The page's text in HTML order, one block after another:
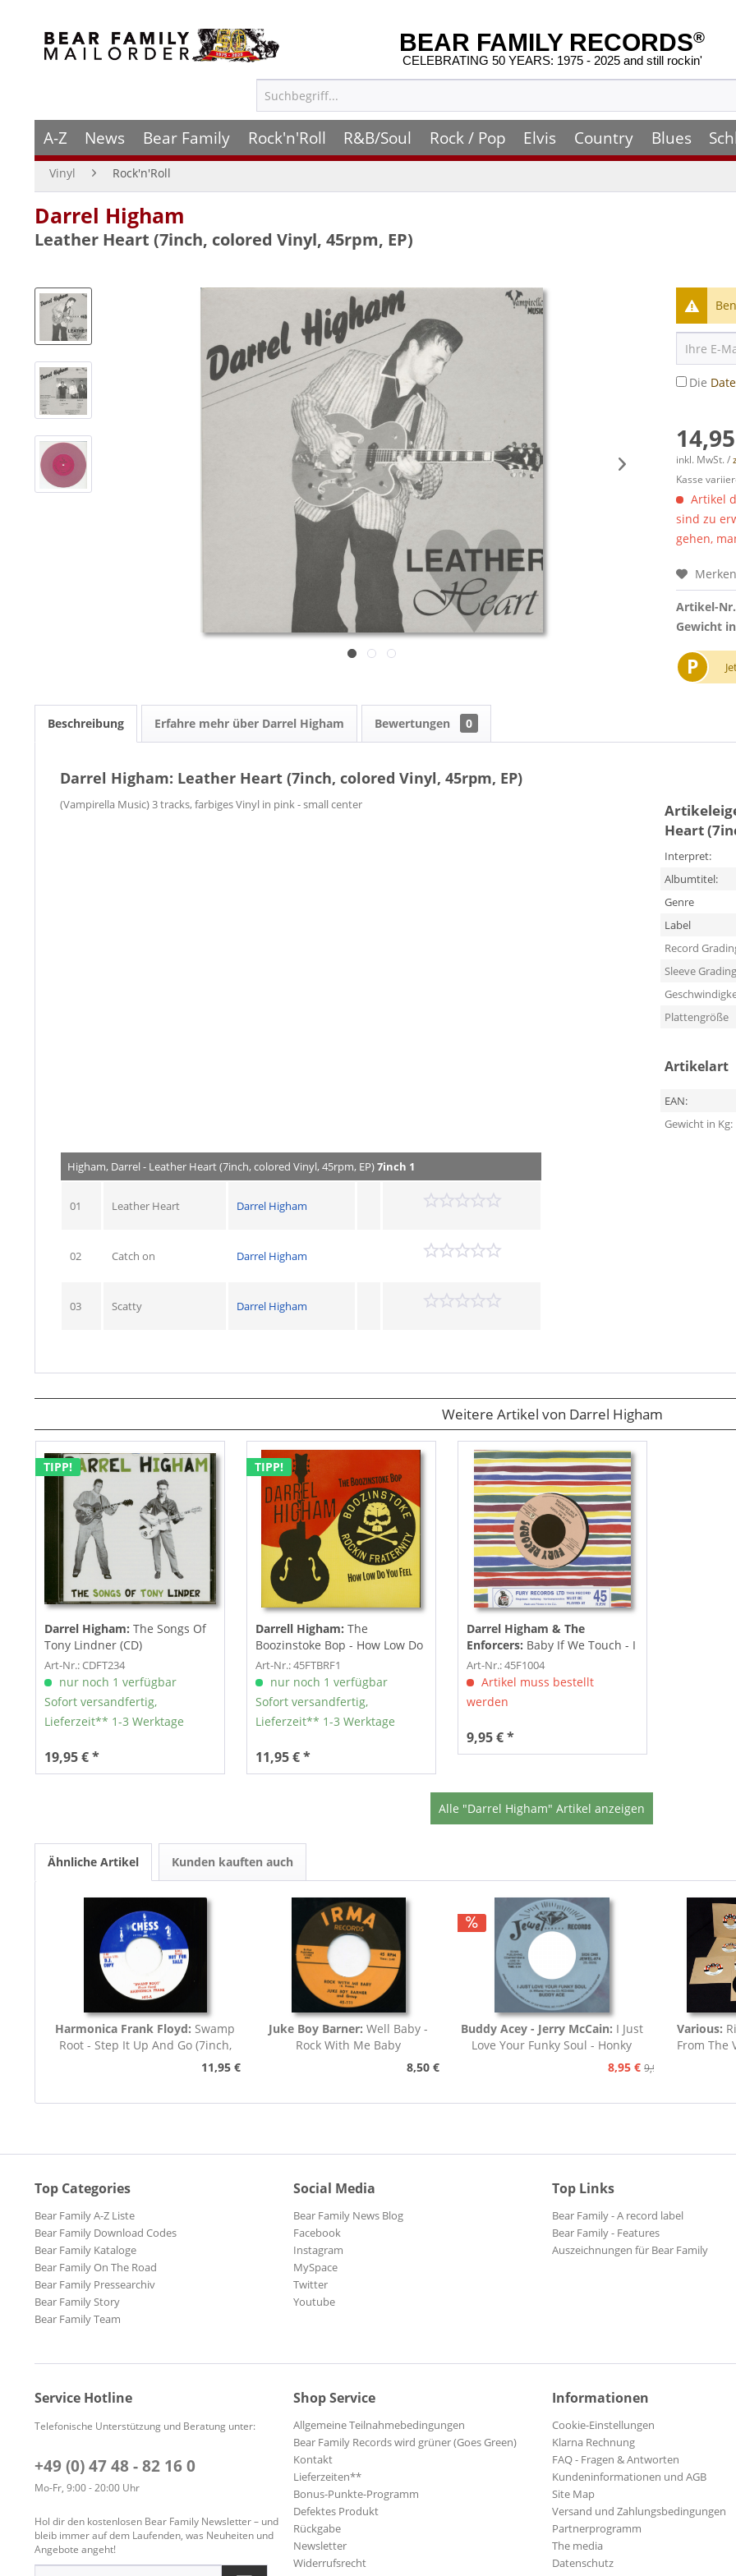
BEAR FAMILY RECORDS®
CELEBRATING 50 YEARS: 1975 - 2025 and still rockin'
A-Z News Bear Family Rock'n'Roll R&B/Soul Rock / Pop Elvis Country Blues
Vinyl Rock'n'Roll
Darrel Higham
Leather Heart (7inch, colored Vinyl, 45rpm, EP)
Die
inkl. MwSt. /
Kasse
Artikel
sind zu
gehen,
Artikel-
Gewicht
P
Beschreibung Erfahre mehr über Darrel Higham Bewertungen 0
Darrel Higham: Leather Heart (7inch, colored Vinyl, 45rpm, EP)
(Vampirella Music) 3 tracks, farbiges Vinyl in pink - small center
Heart
Interpret:
Albumtitel:
Genre
Label
Record
Sleeve Grading
Plattengröße
Artikelart
EAN:
Gewicht in Kg:
Higham, Darrel - Leather Heart (7inch, colored Vinyl, 45rpm, EP)7inch 1
01 Leather Heart Darrel Higham
02 Catch on Darrel Higham
03 Scatty Darrel Higham
Weitere Artikel von Darrel Higham
TIPP!
Darrel Higham: The Songs Of
Tony Lindner (CD)
Art-Nr.: CDFT234
nur noch 1 verfügbar
Sofort versandfertig,
Lieferzeit** 1-3 Werktage
19,95 € *
TIPP!
Darrell Higham: The
Boozinstoke Bop - How Low Do
You Feel...
Art-Nr.: 45FTBRF1
nur noch 1 verfügbar
Sofort versandfertig,
Lieferzeit** 1-3 Werktage
11,95 € *
Darrel Higham & The
Enforcers: Baby If We Touch - I
Wonder If You Wonder...
Art-Nr.: 45F1004
Artikel muss bestellt
werden
9,95 € *
Alle "Darrel Higham" Artikel anzeigen
Ähnliche Artikel Kunden kauften auch
Harmonica Frank Floyd: Swamp
Root - Step It Up And Go (7inch,
11,95 €
Juke Boy Barner: Well Baby -
Rock With Me Baby
8,50 €
Buddy Acey - Jerry McCain: I Just
Love Your Funky Soul - Honky
8,95 € 9,95 €
Various:
From The
Top Categories
Bear Family A-Z Liste
Bear Family Download Codes
Bear Family Kataloge
Bear Family On The Road
Bear Family Pressearchiv
Bear Family Story
Bear Family Team
Social Media
Bear Family News Blog
Facebook
Instagram
MySpace
Twitter
Youtube
Top Links
Bear Family - A record label
Bear Family - Features
Auszeichnungen für Bear Family
Service Hotline
Telefonische Unterstützung und Beratung unter:
+49 (0) 47 48 - 82 16 0
Mo-Fr, 9:00 - 20:00 Uhr
Hol dir den kostenlosen Bear Family Newsletter – und
bleib immer auf dem Laufenden, was Neuheiten und
Angebote angeht!
Shop Service
Allgemeine Teilnahmebedingungen
Bear Family Records wird grüner (Goes Green)
Kontakt
Lieferzeiten**
Bonus-Punkte-Programm
Defektes Produkt
Rückgabe
Newsletter
Widerrufsrecht
Informationen
Cookie-Einstellungen
Klarna Rechnung
FAQ - Fragen & Antworten
Kundeninformationen und AGB
Site Map
Versand und Zahlungsbedingungen
Partnerprogramm
The media
Datenschutz